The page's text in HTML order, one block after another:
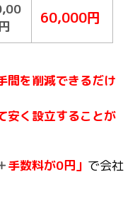
60,000円
間を削減できるだけ
安く設立することが
手数料が0円」 で会社